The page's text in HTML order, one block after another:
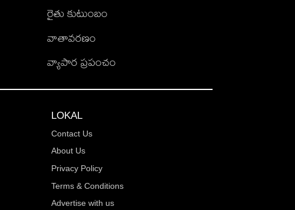
రైతు కుటుంబం
వాతావరణం
వ్యాపార ప్రపంచం
LOKAL
Contact Us
About Us
Privacy Policy
Terms & Conditions
Advertise with us